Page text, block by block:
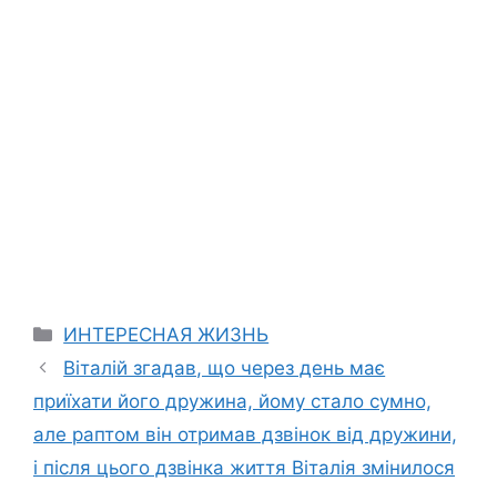
Categories
ИНТЕРЕСНАЯ ЖИЗНЬ
Віталій згадав, що через день має
приїхати його дружина, йому стало сумно,
але раптом він отримав дзвінок від дружини,
і після цього дзвінка життя Віталія змінилося